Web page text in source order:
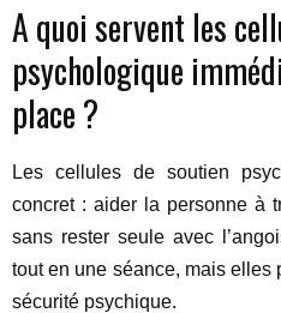
A quoi servent les
psychologique
place ?
Les cellules de soutien
concret : aider la personne à
sans rester seule avec
tout en une séance, mais elles
sécurité psychique.